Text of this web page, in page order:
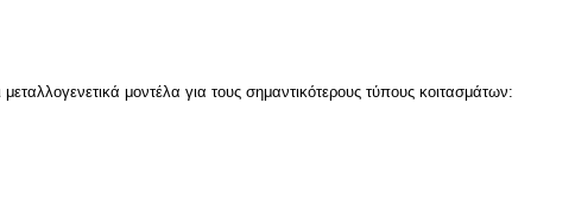
μοντέλα για τους σημαντικότερους τύπους κοιτασμάτων: